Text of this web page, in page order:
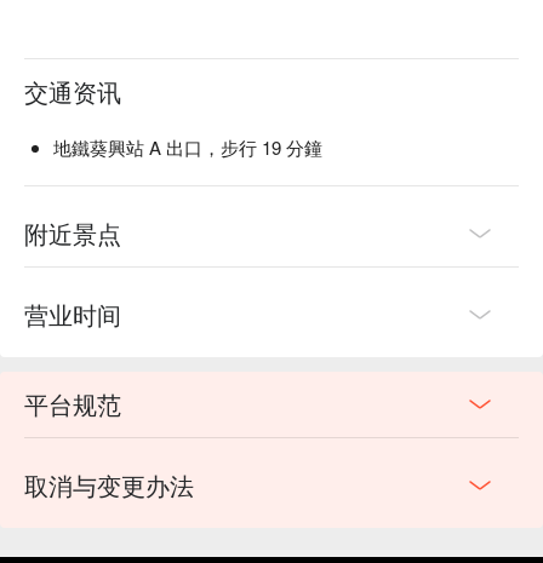
交通资讯
地鐵葵興站 A 出口，步行 19 分鐘
附近景点
营业时间
平台规范
取消与变更办法